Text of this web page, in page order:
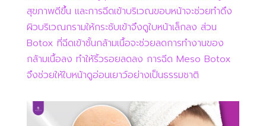
สุขภาพดีขึ้น และการฉีดเข้าบริเวณขอบหน้าจะช่วยทำดึง
ผิวบริเวณกรามให้กระชับเข้าจึงดูใบหน้าเล็กลง ส่วน
Botox ที่ฉีดเข้าชั้นกล้ามเนื้อจะช่วยลดการทำงานของ
กล้ามเนื้อลง ทำให้ริ้วรอยลดลง การฉีด Meso Botox
จึงช่วยให้ใบหน้าดูอ่อนเยาว์อย่างเป็นธรรมชาติ